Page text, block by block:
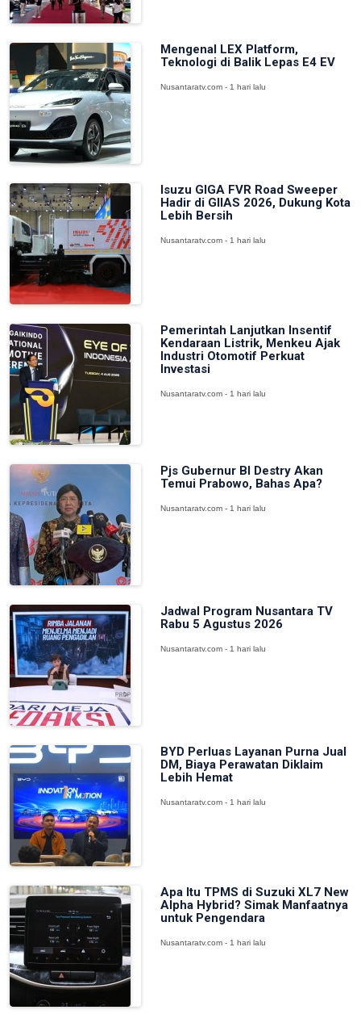
Mengenal LEX Platform,
Teknologi di Balik Lepas E4 EV
Nusantaratv.com - 1 hari lalu
Isuzu GIGA FVR Road Sweeper
Hadir di GIIAS 2026, Dukung Kota
Lebih Bersih
Nusantaratv.com - 1 hari lalu
Pemerintah Lanjutkan Insentif
Kendaraan Listrik, Menkeu Ajak
Industri Otomotif Perkuat
Investasi
Nusantaratv.com - 1 hari lalu
Pjs Gubernur BI Destry Akan
Temui Prabowo, Bahas Apa?
Nusantaratv.com - 1 hari lalu
Jadwal Program Nusantara TV
Rabu 5 Agustus 2026
Nusantaratv.com - 1 hari lalu
BYD Perluas Layanan Purna Jual
DM, Biaya Perawatan Diklaim
Lebih Hemat
Nusantaratv.com - 1 hari lalu
Apa Itu TPMS di Suzuki XL7 New
Alpha Hybrid? Simak Manfaatnya
untuk Pengendara
Nusantaratv.com - 1 hari lalu